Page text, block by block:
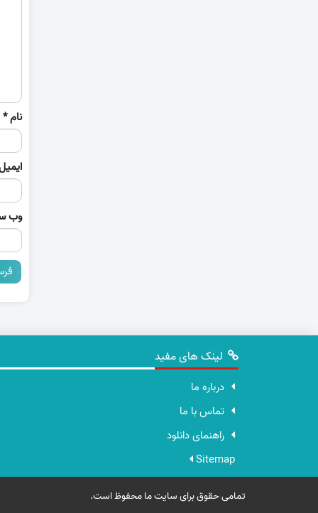
نام*
وب‌
لینک های مفید
درباره ما
تماس با ما
راهنمای دانلود
Sitemap
تمامی حقوق برای سایت ما محفوظ است.